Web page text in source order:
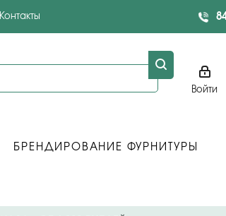
Контакты
Войти
БРЕНДИРОВАНИЕ ФУРНИТУРЫ